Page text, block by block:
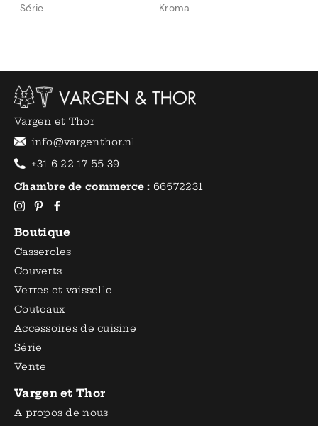
Série Kroma
Vargen et Thor
info@vargenthor.nl
+31 6 22 17 55 39
Chambre de commerce : 66572231
Boutique
Casseroles
Couverts
Verres et vaisselle
Couteaux
Accessoires de cuisine
Série
Vente
Vargen et Thor
A propos de nous